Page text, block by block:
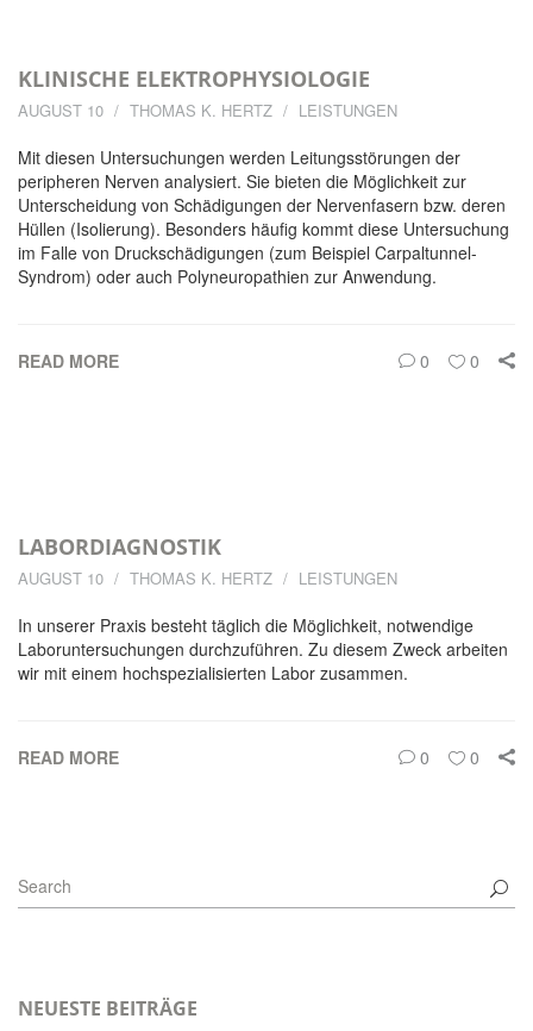
KLINISCHE ELEKTROPHYSIOLOGIE
AUGUST 10 THOMAS K. HERTZ LEISTUNGEN
Mit diesen Untersuchungen werden Leitungsstörungen der
peripheren Nerven analysiert. Sie bieten die Möglichkeit zur
Unterscheidung von Schädigungen der Nervenfasern bzw. deren
Hüllen (Isolierung). Besonders häufig kommt diese Untersuchung
im Falle von Druckschädigungen (zum Beispiel Carpaltunnel-
Syndrom) oder auch Polyneuropathien zur Anwendung.
READ MORE 0 0
LABORDIAGNOSTIK
AUGUST 10 THOMAS K. HERTZ LEISTUNGEN
In unserer Praxis besteht täglich die Möglichkeit, notwendige
Laboruntersuchungen durchzuführen. Zu diesem Zweck arbeiten
wir mit einem hochspezialisierten Labor zusammen.
READ MORE 0 0
NEUESTE BEITRÄGE